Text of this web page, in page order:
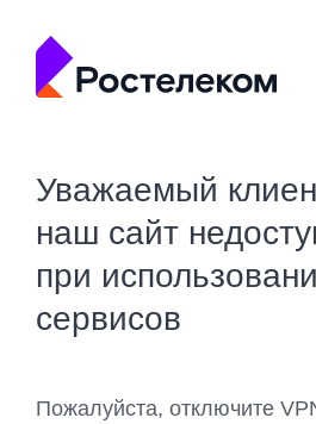
Уважаемый
наш сайт
при
сервисов
Пожалуйста, отключите